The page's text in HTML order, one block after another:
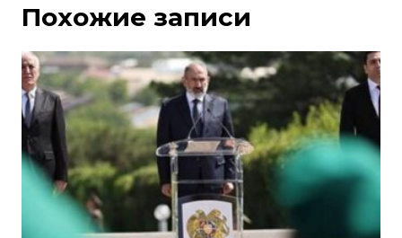
Похожие записи